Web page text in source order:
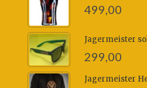
499,00
Jagermeister
299,00
Jagermeister